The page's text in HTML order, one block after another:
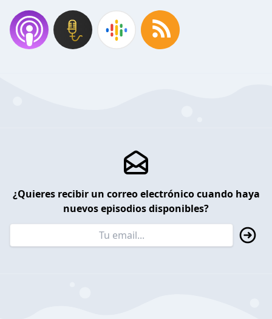
¿Quieres recibir un correo electrónico cuando haya
nuevos episodios disponibles?